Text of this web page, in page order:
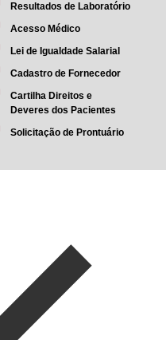
Resultados de Laboratório
Acesso Médico
Lei de Igualdade Salarial
Cadastro de Fornecedor
Cartilha Direitos e
Deveres dos Pacientes
Solicitação de Prontuário